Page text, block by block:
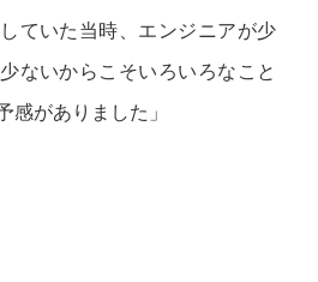
ていた当時、エンジニアが少
ないからこそいろいろなこと
感がありました」